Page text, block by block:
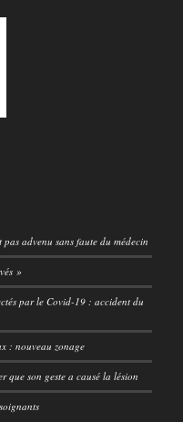
advenu sans faute du médecin
»
par le Covid-19 : accident du
: nouveau zonage
son geste a causé la lésion